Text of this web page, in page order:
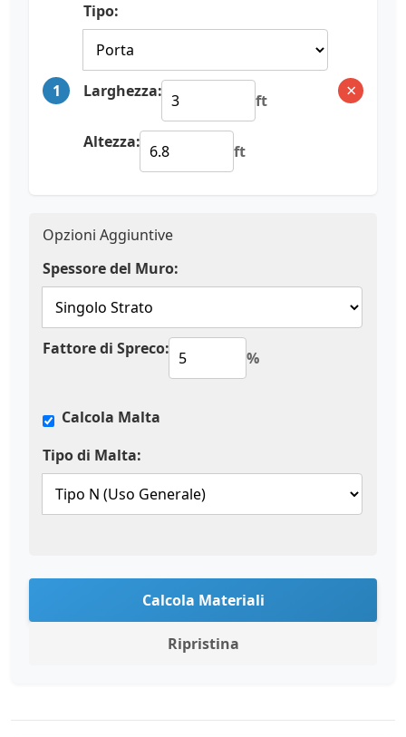
1
Tipo:
Larghezza: ft
Altezza: ft
×
Opzioni Aggiuntive
Spessore del Muro:
Fattore di Spreco: %
Calcola Malta
Tipo di Malta:
Calcola Materiali
Ripristina